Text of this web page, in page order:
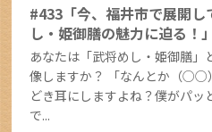
#433「今、福井市で展開
し・姫御膳の魅力に迫る！」
あなたは「武将めし・姫御膳」
像しますか？ 「なんとか（○○
どき耳にしますよね？僕がパッ
で...